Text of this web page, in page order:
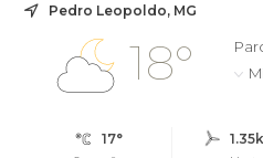
Pedro Leopoldo, MG
18°
17°